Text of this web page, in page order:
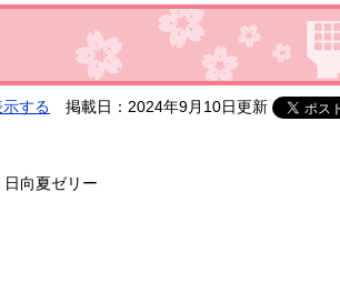
する 掲載日：2024年9月10日更新
向夏ゼリー